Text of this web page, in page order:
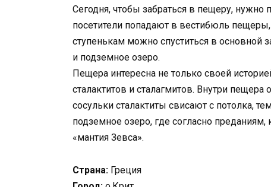
Сегодня, чтобы забраться в пещеру, нужно
посетители попадают в вестибюль
ступенькам можно спуститься в основной
и подземное озеро.
Пещера интересна не только своей
сталактитов и сталагмитов. Внутри
сосульки сталактиты свисают с потолка,
подземное озеро, где согласно
«мантия Зевса».
Страна: Греция